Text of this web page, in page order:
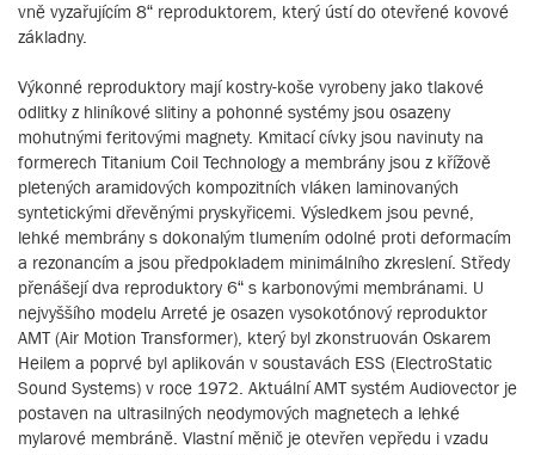
vně vyzařujícím 8“ reproduktorem, který ústí do otevřené kovové
základny.
Výkonné reproduktory mají kostry-koše vyrobeny jako tlakové
odlitky z hliníkové slitiny a pohonné systémy jsou osazeny
mohutnými feritovými magnety. Kmitací cívky jsou navinuty na
formerech Titanium Coil Technology a membrány jsou z křížově
pletených aramidových kompozitních vláken laminovaných
syntetickými dřevěnými pryskyřicemi. Výsledkem jsou pevné,
lehké membrány s dokonalým tlumením odolné proti deformacím
a rezonancím a jsou předpokladem minimálního zkreslení. Středy
přenášejí dva reproduktory 6“ s karbonovými membránami. U
nejvyššího modelu Arreté je osazen vysokotónový reproduktor
AMT (Air Motion Transformer), který byl zkonstruován Oskarem
Heilem a poprvé byl aplikován v soustavách ESS (ElectroStatic
Sound Systems) v roce 1972. Aktuální AMT systém Audiovector je
postaven na ultrasilných neodymových magnetech a lehké
mylarové membráně. Vlastní měnič je otevřen vepředu i vzadu